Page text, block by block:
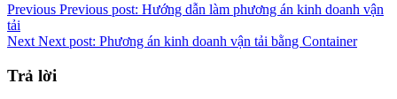
Previous Previous post: Hướng dẫn làm phương án kinh doanh vận
tải
Next Next post: Phương án kinh doanh vận tải bằng Container
Trả lời